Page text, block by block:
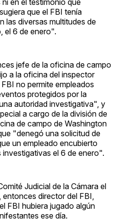
que el FBI tenía
las diversas multitudes de
el 6 de enero".
jefe de la oficina de campo
a la oficina del inspector
no permite empleados
protegidos por la
autoridad investigativa", y
a cargo de la división de
de campo de Washington
"denegó una solicitud de
un empleado encubierto
el 6 de enero".
Judicial de la Cámara el
director del FBI,
FBI hubiera jugado algún
ese día.